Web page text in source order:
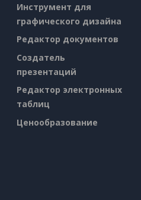
Инструмент для
графического дизайна
Редактор документов
Создатель
презентаций
Редактор электронных
таблиц
Ценообразование